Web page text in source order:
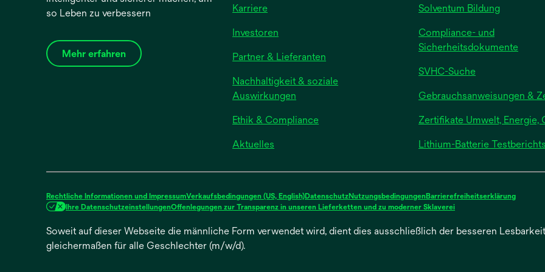
so Leben zu verbessern
Mehr erfahren
Karriere
Investoren
Partner & Lieferanten
Nachhaltigkeit & soziale
Auswirkungen
Ethik & Compliance
Aktuelles
Solventum Bildung
Compliance- und
Sicherheitsdokumente
SVHC-Suche
Gebrauchsanweisungen &
Zertifikate Umwelt, Energie,
Lithium-Batterie
Rechtliche Informationen und ImpressumVerkaufsbedingungen (US, English)DatenschutzNutzungsbedingungenBarrierefreiheitserklärung
Ihre DatenschutzeinstellungenOffenlegungen zur Transparenz in unseren Lieferketten und zu moderner Sklavereiwird
einer
Soweit auf dieser Webseite die männliche Form verwendet wird, dient dies ausschließlich der besseren
gleichermaßen für alle Geschlechter (m/w/d).